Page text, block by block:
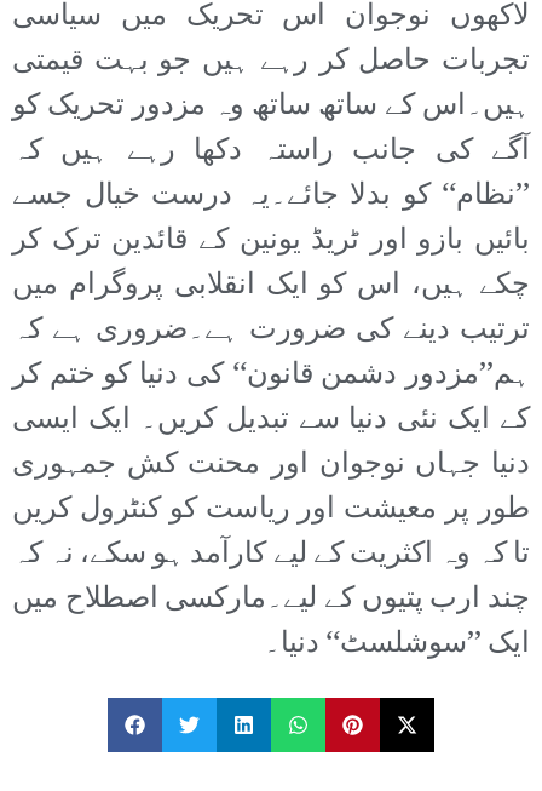
لاکھوں نوجوان اس تحریک میں سیاسی
تجربات حاصل کر رہے ہیں جو بہت قیمتی
ہیں۔اس کے ساتھ ساتھ وہ مزدور تحریک کو
آگے کی جانب راستہ دکھا رہے ہیں کہ
’’نظام‘‘ کو بدلا جائے۔یہ درست خیال جسے
بائیں بازو اور ٹریڈ یونین کے قائدین ترک کر
چکے ہیں، اس کو ایک انقلابی پروگرام میں
ترتیب دینے کی ضرورت ہے۔ضروری ہے کہ
ہم’’مزدور دشمن قانون‘‘ کی دنیا کو ختم کر
کے ایک نئی دنیا سے تبدیل کریں۔ ایک ایسی
دنیا جہاں نوجوان اور محنت کش جمہوری
طور پر معیشت اور ریاست کو کنٹرول کریں
تا کہ وہ اکثریت کے لیے کارآمد ہو سکے، نہ کہ
چند ارب پتیوں کے لیے۔مارکسی اصطلاح میں
ایک ’’سوشلسٹ‘‘ دنیا۔